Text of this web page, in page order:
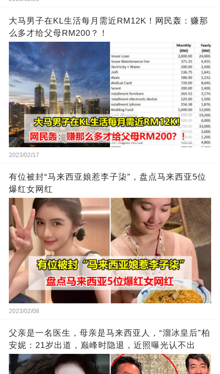
大马男子在KL生活每月需近RM12K！网民轰：赚那
么多才给父母RM200？！
2023/02/17
有位被封“马来西亚娘惹李子柒”，盘点马来西亚5位
爆红女网红
2023/02/08
父亲是一名医生，母亲是马来西亚人，“溜冰皇后”柏
安妮：21岁出道，巅峰时隐退，近照曝光认不出